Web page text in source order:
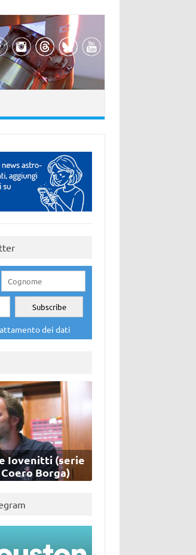
dei dati
Iovenitti (serie
Borga)